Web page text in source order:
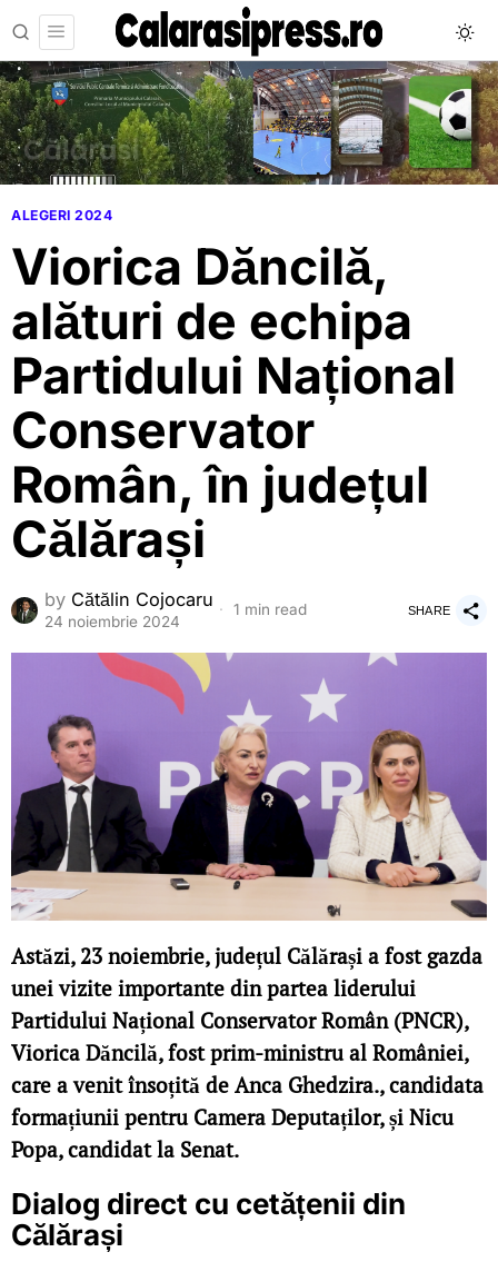
ALEGERI 2024
Viorica Dăncilă,
alături de echipa
Partidului Național
Conservator
Român, în județul
Călărași
by Cătălin Cojocaru
24 noiembrie 2024
1 min read SHARE
Astăzi, 23 noiembrie, județul Călărași a fost gazda
unei vizite importante din partea liderului
Partidului Național Conservator Român (PNCR),
Viorica Dăncilă, fost prim-ministru al României,
care a venit însoțită de Anca Ghedzira., candidata
formațiunii pentru Camera Deputaților, și Nicu
Popa, candidat la Senat.
Dialog direct cu cetățenii din
Călărași